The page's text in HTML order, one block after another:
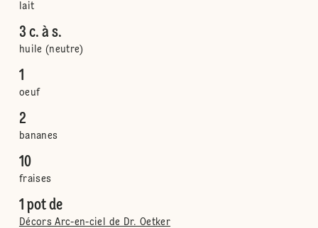
lait
3 c. à s.
huile (neutre)
1
oeuf
2
bananes
10
fraises
1 pot de
Décors Arc-en-ciel de Dr. Oetker